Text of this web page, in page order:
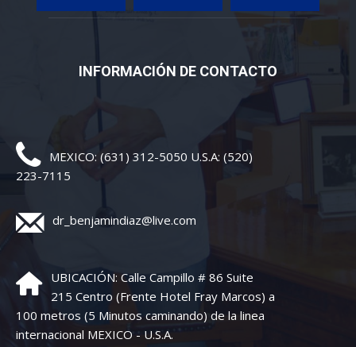
INFORMACIÓN DE CONTACTO
MEXICO: (631) 312-5050 U.S.A: (520)
223-7115
dr_benjamindiaz@live.com
UBICACIÓN: Calle Campillo # 86 Suite
215 Centro (Frente Hotel Fray Marcos) a
100 metros (5 Minutos caminando) de la linea
internacional MEXICO - U.S.A.